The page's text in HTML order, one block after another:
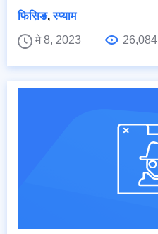
फिसिङ,स्प्याम
मे 8, 2023
26,084